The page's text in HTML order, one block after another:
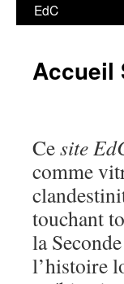
EdC
Accueil
Cesite
comme
touchant
la
l’histoire